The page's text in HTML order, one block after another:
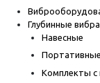
Глубинные
Навесные
Портативные
Комплекты с